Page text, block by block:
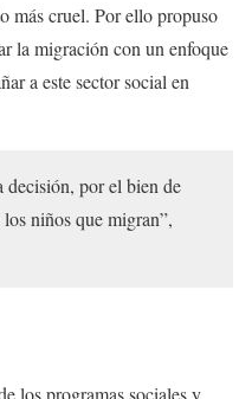
más cruel. Por ello propuso
la migración con un enfoque
a este sector social en
decisión, por el bien de
niños que migran”,
los programas sociales y